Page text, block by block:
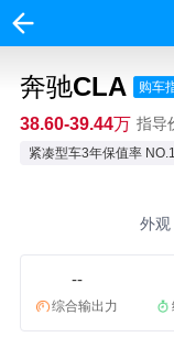
奔驰CLA 购车
38.60-39.44万 指导
紧凑型车3年保值率 NO.1
外观
--
综合输出力